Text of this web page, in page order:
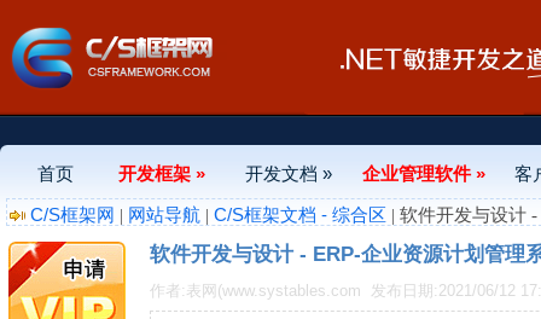
首页 开发框架 » 开发文档 » 企业管理软件 »
客
C/S框架网 | 网站导航 | C/S框架文档 - 综合区 | 软件开发与设计
软件开发与设计 - ERP-企业资源计划管理
作者:表网(www.systables.com 发布日期:2021/06/12